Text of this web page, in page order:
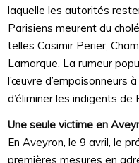
laquelle les autorités
Parisiens meurent du
telles Casimir Perier,
Lamarque. La rumeur
l’œuvre d’empoisonneurs
d’éliminer les indigents de
Une seule victime en
En Aveyron, le 9 avril, le
premières mesures en